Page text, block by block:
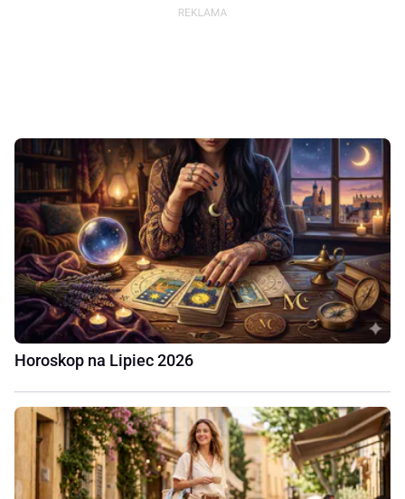
Horoskop na Lipiec 2026